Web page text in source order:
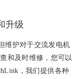
升级
维护对于交流发电机
和及时维修，您可以
，我们提供各种